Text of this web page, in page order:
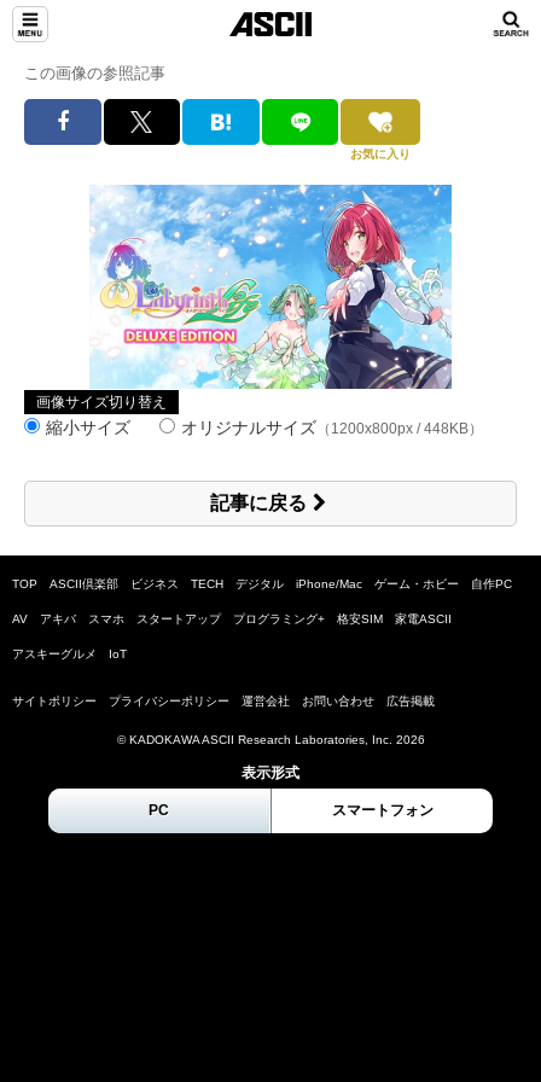
この画像の参照記事
お気に入り
画像サイズ切り替え
縮小サイズ オリジナルサイズ （1200x800px / 448KB）
記事に戻る
TOP ASCII倶楽部 ビジネス TECH デジタル iPhone/Mac ゲーム・ホビー 自作PC
AV アキバ スマホ スタートアップ プログラミング+ 格安SIM 家電ASCII
アスキーグルメ IoT
サイトポリシー プライバシーポリシー 運営会社 お問い合わせ 広告掲載
© KADOKAWA ASCII Research Laboratories, Inc. 2026
表示形式
PC スマートフォン